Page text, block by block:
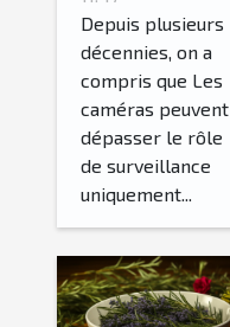
Depuis plusieurs
décennies, on a
compris que Les
caméras peuvent
dépasser le rôle
de surveillance
uniquement...